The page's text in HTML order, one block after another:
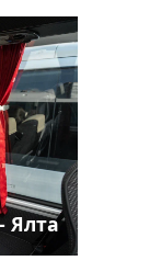
Ялта